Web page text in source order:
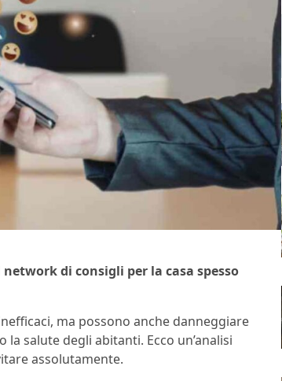
di consigli per la casa spesso
ma possono anche danneggiare
salute degli abitanti. Ecco un’analisi
assolutamente.